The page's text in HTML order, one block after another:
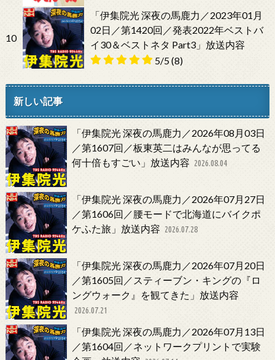
10
「伊集院光 深夜の馬鹿力／2023年01月
02日／第1420回／発表2022年ベストバ
イ30＆ベストネタ Part3」放送内容
5/5(8)
新しい記事
「伊集院光 深夜の馬鹿力／2026年08月03日
／第1607回／板東英二はみんなが思ってる
何十倍もすごい」放送内容 2026.08.04
「伊集院光 深夜の馬鹿力／2026年07月27日
／第1606回／腰モードで北海道にバイクポ
ケふた旅」放送内容 2026.07.28
「伊集院光 深夜の馬鹿力／2026年07月20日
／第1605回／スティーブン・キングの『ロ
ングウォーク』を観てきた」放送内容
2026.07.21
「伊集院光 深夜の馬鹿力／2026年07月13日
／第1604回／ネットワークプリントで実験